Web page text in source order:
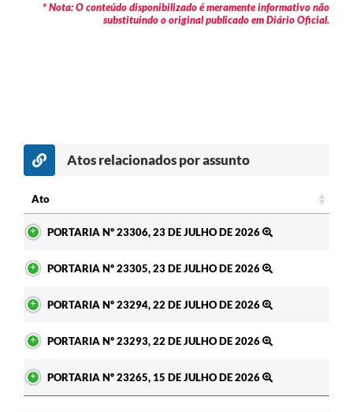
* Nota: O conteúdo disponibilizado é meramente informativo não
substituindo o original publicado em Diário Oficial.
Atos relacionados por assunto
Ato
PORTARIA Nº 23306, 23 DE JULHO DE 2026
PORTARIA Nº 23305, 23 DE JULHO DE 2026
PORTARIA Nº 23294, 22 DE JULHO DE 2026
PORTARIA Nº 23293, 22 DE JULHO DE 2026
PORTARIA Nº 23265, 15 DE JULHO DE 2026